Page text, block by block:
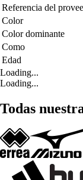
Referencia del
Color
Color dominante
Como
Edad
Loading...
Loading...
Todas